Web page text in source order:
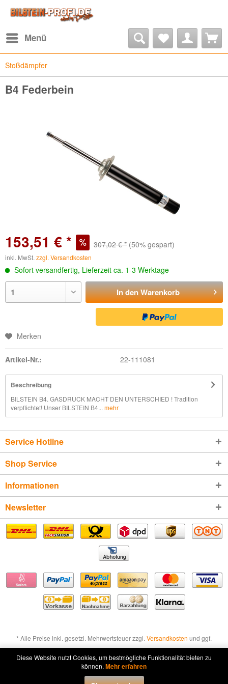
Menü
Stoßdämpfer
B4 Federbein
153,51 € * 307,02 € * (50% gespart)
inkl. MwSt. zzgl. Versandkosten
Sofort versandfertig, Lieferzeit ca. 1-3 Werktage
In denWarenkorb
Merken
Artikel-Nr.: 22-111081
Beschreibung
BILSTEIN B4. GASDRUCK MACHT DEN UNTERSCHIED ! Tradition
verpflichtet! Unser BILSTEIN B4... mehr
Service Hotline
Shop Service
Informationen
Newsletter
* Alle Preise inkl. gesetzl. Mehrwertsteuer zzgl. Versandkosten und ggf.
Nachnahmegebühren, wenn nicht anders beschrieben
Widerruf erklären
Diese Website nutzt Cookies, um bestmögliche Funktionalität bieten zu
können. Mehr erfahren